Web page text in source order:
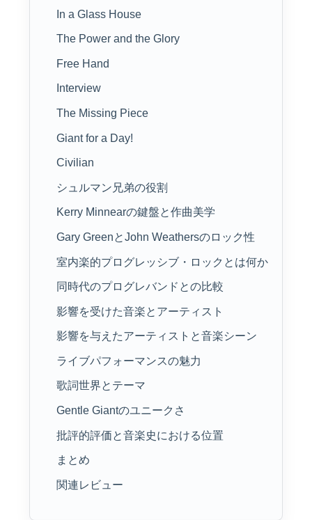
In a Glass House
The Power and the Glory
Free Hand
Interview
The Missing Piece
Giant for a Day!
Civilian
シュルマン兄弟の役割
Kerry Minnearの鍵盤と作曲美学
Gary GreenとJohn Weathersのロック性
室内楽的プログレッシブ・ロックとは何か
同時代のプログレバンドとの比較
影響を受けた音楽とアーティスト
影響を与えたアーティストと音楽シーン
ライブパフォーマンスの魅力
歌詞世界とテーマ
Gentle Giantのユニークさ
批評的評価と音楽史における位置
まとめ
関連レビュー